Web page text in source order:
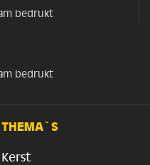
bedrukt
bedrukt
THEMA`S
Kerst